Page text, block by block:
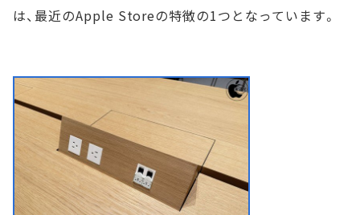
は、最近のApple Storeの特徴の1つとなっています。